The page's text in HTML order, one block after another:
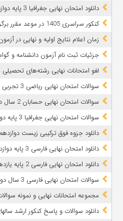
دانلود امتحان نهایی جغرافیا 3 پایه دوازدهم تیر 1405 + پاسخ
کنکور سراسری 1405 در موعد مقرر برگزار می‌شود
زمان اعلام نتایج اولیه و نهایی در آزمون
جزئیات ثبت نام آزمون دانشنامه و
لغو امتحانات نهایی رشته‌های تحصیلی
سوالات امتحان نهایی ریاضی 3 تجربی سال دوازدهم (1397 تا 1405)
سوالات امتحان نهایی حسابان 2 سال دوازدهم (1397 تا 1405)
سوالات امتحان نهایی جغرافیا 3 پایه دوازدهم (1397 تا 1405)
دانلود جزوه فوق ترکیبی زیست
دانلود امتحان نهایی فارسی 3 پایه دوازدهم تیر 1405 + پاسخ
دانلود امتحان نهایی فارسی 2 پایه یازدهم تیر 1405 + پاسخ
سوالات امتحان نهایی فارسی 3 سال دوازدهم (1397 تا 1405)
مجموعه امتحانات نهایی و نمونه سوالات و
دانلود سوالات و پاسخ کنکور ارشد سالهای 1386 تا